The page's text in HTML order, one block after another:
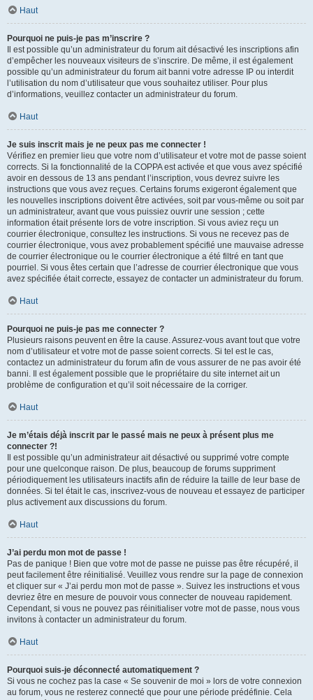
Haut
Pourquoi ne puis-je pas m’inscrire ?
Il est possible qu’un administrateur du forum ait désactivé les inscriptions afin
d’empêcher les nouveaux visiteurs de s’inscrire. De même, il est également
possible qu’un administrateur du forum ait banni votre adresse IP ou interdit
l’utilisation du nom d’utilisateur que vous souhaitez utiliser. Pour plus
d’informations, veuillez contacter un administrateur du forum.
Haut
Je suis inscrit mais je ne peux pas me connecter !
Vérifiez en premier lieu que votre nom d’utilisateur et votre mot de passe soient
corrects. Si la fonctionnalité de la COPPA est activée et que vous avez spécifié
avoir en dessous de 13 ans pendant l’inscription, vous devrez suivre les
instructions que vous avez reçues. Certains forums exigeront également que
les nouvelles inscriptions doivent être activées, soit par vous-même ou soit par
un administrateur, avant que vous puissiez ouvrir une session ; cette
information était présente lors de votre inscription. Si vous aviez reçu un
courrier électronique, consultez les instructions. Si vous ne recevez pas de
courrier électronique, vous avez probablement spécifié une mauvaise adresse
de courrier électronique ou le courrier électronique a été filtré en tant que
pourriel. Si vous êtes certain que l’adresse de courrier électronique que vous
avez spécifiée était correcte, essayez de contacter un administrateur du forum.
Haut
Pourquoi ne puis-je pas me connecter ?
Plusieurs raisons peuvent en être la cause. Assurez-vous avant tout que votre
nom d’utilisateur et votre mot de passe soient corrects. Si tel est le cas,
contactez un administrateur du forum afin de vous assurer de ne pas avoir été
banni. Il est également possible que le propriétaire du site internet ait un
problème de configuration et qu’il soit nécessaire de la corriger.
Haut
Je m’étais déjà inscrit par le passé mais ne peux à présent plus me
connecter ?!
Il est possible qu’un administrateur ait désactivé ou supprimé votre compte
pour une quelconque raison. De plus, beaucoup de forums suppriment
périodiquement les utilisateurs inactifs afin de réduire la taille de leur base de
données. Si tel était le cas, inscrivez-vous de nouveau et essayez de participer
plus activement aux discussions du forum.
Haut
J’ai perdu mon mot de passe !
Pas de panique ! Bien que votre mot de passe ne puisse pas être récupéré, il
peut facilement être réinitialisé. Veuillez vous rendre sur la page de connexion
et cliquer sur « J’ai perdu mon mot de passe ». Suivez les instructions et vous
devriez être en mesure de pouvoir vous connecter de nouveau rapidement.
Cependant, si vous ne pouvez pas réinitialiser votre mot de passe, nous vous
invitons à contacter un administrateur du forum.
Haut
Pourquoi suis-je déconnecté automatiquement ?
Si vous ne cochez pas la case « Se souvenir de moi » lors de votre connexion
au forum, vous ne resterez connecté que pour une période prédéfinie. Cela